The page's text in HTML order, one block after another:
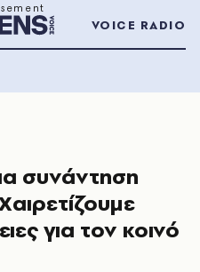
VOICE RADIO
συνάντηση
για τον κοινό